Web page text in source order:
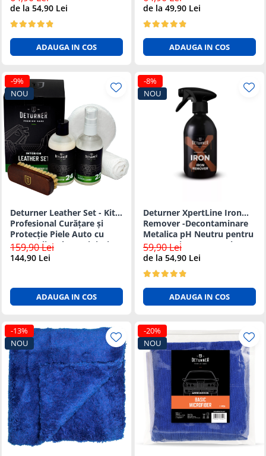
de la 54,90 Lei
ADAUGA IN COS
Sigura 500ml
de la 49,90 Lei
ADAUGA IN COS
-9%
NOU
Deturner Leather Set - Kit
Profesional Curățare și
Protecție Piele Auto cu
Accesorii Incluse, Finisaj
Mat
159,90 Lei
144,90 Lei
ADAUGA IN COS
-8%
NOU
Deturner XpertLine Iron
Remover -Decontaminare
Metalica pH Neutru pentru
Vopsea si Jante 500ml
59,90 Lei
de la 54,90 Lei
ADAUGA IN COS
-13%
NOU
-20%
NOU